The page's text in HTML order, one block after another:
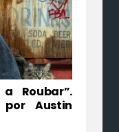
Roubar”.
por Austin